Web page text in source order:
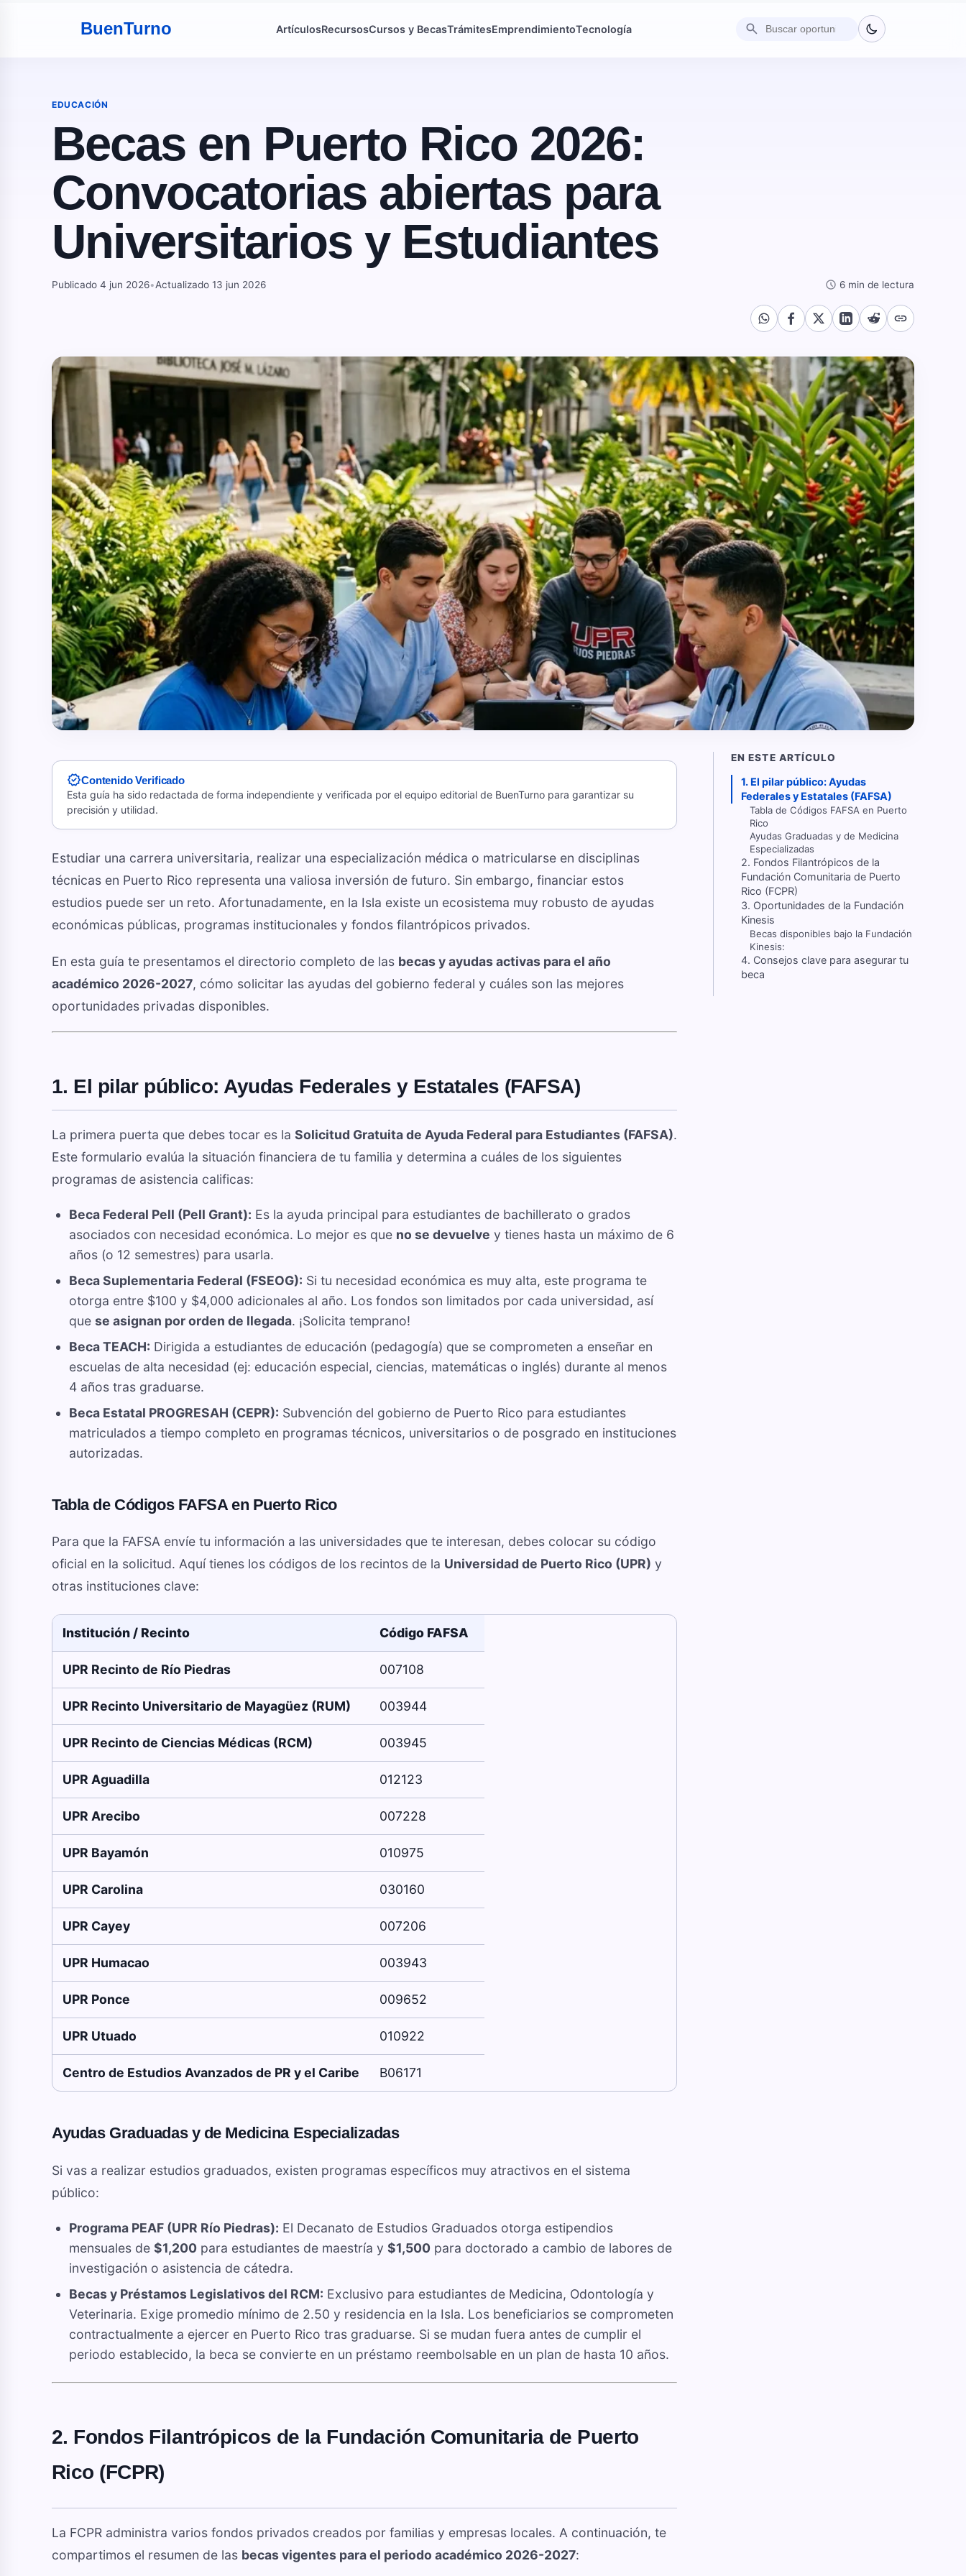
BuenTurno ArtículosRecursosCursos y BecasTrámitesEmprendimientoTecnología search
EDUCACIÓN
Becas en Puerto Rico 2026:
Convocatorias abiertas para
Universitarios y Estudiantes
Publicado 4 jun 2026•Actualizado 13 jun 2026 schedule 6 min de lectura
link
verifiedContenido Verificado
Esta guía ha sido redactada de forma independiente y verificada por el equipo editorial de BuenTurno para garantizar su
precisión y utilidad.
Estudiar una carrera universitaria, realizar una especialización médica o matricularse en disciplinas
técnicas en Puerto Rico representa una valiosa inversión de futuro. Sin embargo, financiar estos
estudios puede ser un reto. Afortunadamente, en la Isla existe un ecosistema muy robusto de ayudas
económicas públicas, programas institucionales y fondos filantrópicos privados.
En esta guía te presentamos el directorio completo de las becas y ayudas activas para el año
académico 2026-2027, cómo solicitar las ayudas del gobierno federal y cuáles son las mejores
oportunidades privadas disponibles.
1. El pilar público: Ayudas Federales y Estatales (FAFSA)
La primera puerta que debes tocar es la Solicitud Gratuita de Ayuda Federal para Estudiantes (FAFSA).
Este formulario evalúa la situación financiera de tu familia y determina a cuáles de los siguientes
programas de asistencia calificas:
Beca Federal Pell (Pell Grant): Es la ayuda principal para estudiantes de bachillerato o grados
asociados con necesidad económica. Lo mejor es que no se devuelve y tienes hasta un máximo de 6
años (o 12 semestres) para usarla.
Beca Suplementaria Federal (FSEOG): Si tu necesidad económica es muy alta, este programa te
otorga entre $100 y $4,000 adicionales al año. Los fondos son limitados por cada universidad, así
que se asignan por orden de llegada. ¡Solicita temprano!
Beca TEACH: Dirigida a estudiantes de educación (pedagogía) que se comprometen a enseñar en
escuelas de alta necesidad (ej: educación especial, ciencias, matemáticas o inglés) durante al menos
4 años tras graduarse.
Beca Estatal PROGRESAH (CEPR): Subvención del gobierno de Puerto Rico para estudiantes
matriculados a tiempo completo en programas técnicos, universitarios o de posgrado en instituciones
autorizadas.
Tabla de Códigos FAFSA en Puerto Rico
Para que la FAFSA envíe tu información a las universidades que te interesan, debes colocar su código
oficial en la solicitud. Aquí tienes los códigos de los recintos de la Universidad de Puerto Rico (UPR) y
otras instituciones clave:
Institución / Recinto Código FAFSA
UPR Recinto de Río Piedras 007108
UPR Recinto Universitario de Mayagüez (RUM) 003944
UPR Recinto de Ciencias Médicas (RCM) 003945
UPR Aguadilla 012123
UPR Arecibo 007228
UPR Bayamón 010975
UPR Carolina 030160
UPR Cayey 007206
UPR Humacao 003943
UPR Ponce 009652
UPR Utuado 010922
Centro de Estudios Avanzados de PR y el Caribe B06171
Ayudas Graduadas y de Medicina Especializadas
Si vas a realizar estudios graduados, existen programas específicos muy atractivos en el sistema
público:
Programa PEAF (UPR Río Piedras): El Decanato de Estudios Graduados otorga estipendios
mensuales de $1,200 para estudiantes de maestría y $1,500 para doctorado a cambio de labores de
investigación o asistencia de cátedra.
Becas y Préstamos Legislativos del RCM: Exclusivo para estudiantes de Medicina, Odontología y
Veterinaria. Exige promedio mínimo de 2.50 y residencia en la Isla. Los beneficiarios se comprometen
contractualmente a ejercer en Puerto Rico tras graduarse. Si se mudan fuera antes de cumplir el
periodo establecido, la beca se convierte en un préstamo reembolsable en un plan de hasta 10 años.
2. Fondos Filantrópicos de la Fundación Comunitaria de Puerto
Rico (FCPR)
La FCPR administra varios fondos privados creados por familias y empresas locales. A continuación, te
compartimos el resumen de las becas vigentes para el periodo académico 2026-2027:
EN ESTE ARTÍCULO
1. El pilar público: Ayudas
Federales y Estatales (FAFSA)
Tabla de Códigos FAFSA en Puerto
Rico
Ayudas Graduadas y de Medicina
Especializadas
2. Fondos Filantrópicos de la
Fundación Comunitaria de Puerto
Rico (FCPR)
3. Oportunidades de la Fundación
Kinesis
Becas disponibles bajo la Fundación
Kinesis:
4. Consejos clave para asegurar tu
beca